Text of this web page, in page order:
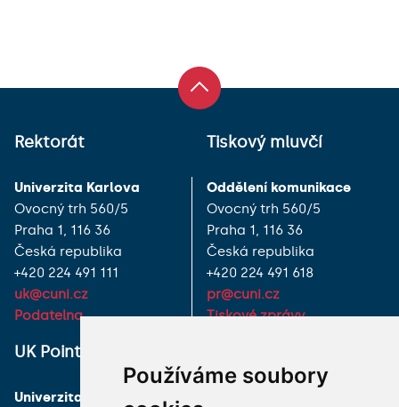
Používáme soubory
Rektorát
Univerzita Karlova
Ovocný trh 560/5
Praha 1, 116 36
Česká republika
+420 224 491 111
uk@cuni.cz
Podatelna
Tiskový mluvčí
Oddělení komunikace
Ovocný trh 560/5
Praha 1, 116 36
Česká republika
+420 224 491 618
pr@cuni.cz
Tiskové zprávy
UK Point
Univerzita Karlova